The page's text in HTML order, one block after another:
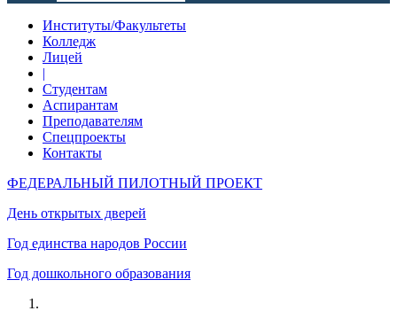
Институты/Факультеты
Колледж
Лицей
|
Студентам
Аспирантам
Преподавателям
Спецпроекты
Контакты
ФЕДЕРАЛЬНЫЙ ПИЛОТНЫЙ ПРОЕКТ
День открытых дверей
Год единства народов России
Год дошкольного образования